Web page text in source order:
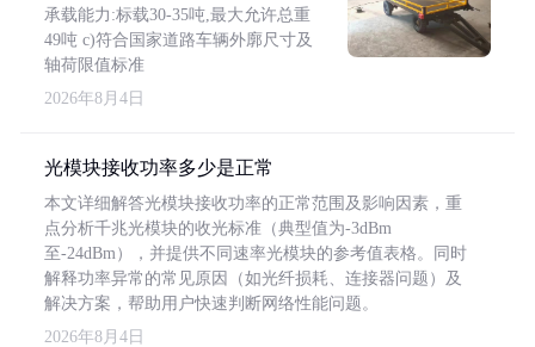
承载能力:标载30-35吨,最大允许总重
49吨 c)符合国家道路车辆外廓尺寸及
轴荷限值标准
2026年8月4日
光模块接收功率多少是正常
本文详细解答光模块接收功率的正常范围及影响因素，重
点分析千兆光模块的收光标准（典型值为-3dBm
至-24dBm），并提供不同速率光模块的参考值表格。同时
解释功率异常的常见原因（如光纤损耗、连接器问题）及
解决方案，帮助用户快速判断网络性能问题。
2026年8月4日